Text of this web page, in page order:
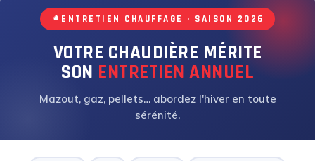
ENTRETIEN CHAUFFAGE · SAISON 2026
VOTRE CHAUDIÈRE MÉRITE
SON ENTRETIEN ANNUEL
Mazout, gaz, pellets… abordez l'hiver en toute
sérénité.